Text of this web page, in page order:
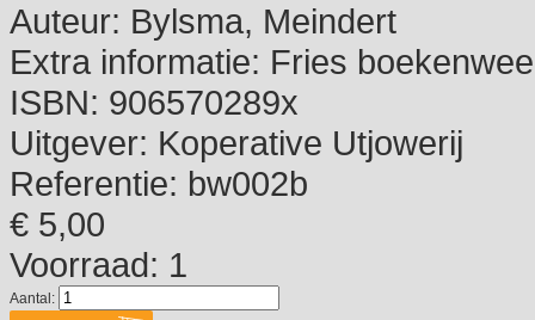
Auteur: Bylsma, Meindert
Extra informatie: Fries
ISBN: 906570289x
Uitgever: Koperative Utjowerij
Referentie: bw002b
€ 5,00
Voorraad: 1
Aantal: